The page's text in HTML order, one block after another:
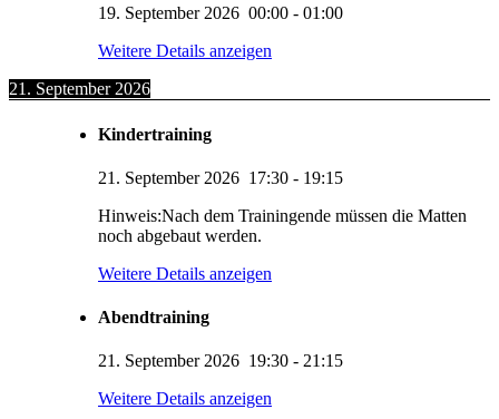
19. September 2026 00:00 - 01:00
Weitere Details anzeigen
21. September 2026
Kindertraining
21. September 2026 17:30 - 19:15
Hinweis:Nach dem Trainingende müssen die Matten
noch abgebaut werden.
Weitere Details anzeigen
Abendtraining
21. September 2026 19:30 - 21:15
Weitere Details anzeigen